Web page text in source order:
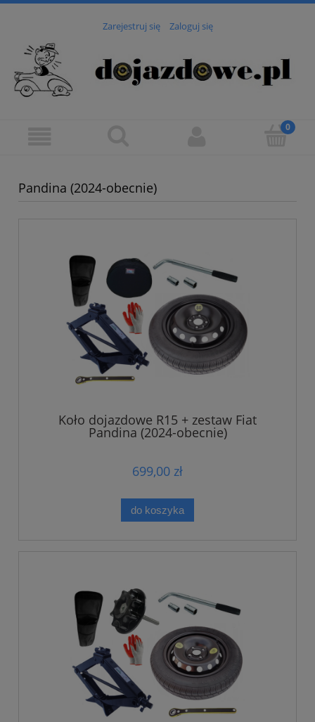
Zarejestruj się Zaloguj się
Pandina (2024-obecnie)
Koło dojazdowe R15 + zestaw Fiat
Pandina (2024-obecnie)
699,00 zł
do koszyka